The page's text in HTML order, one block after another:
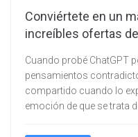
Conviértete en un
increíbles ofertas
Cuando probé ChatGPT
pensamientos
compartido cuando lo
emoción de que se trata